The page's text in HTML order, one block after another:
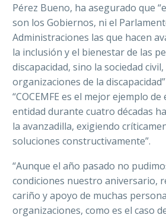
Pérez Bueno, ha asegurado que
son los Gobiernos, ni el
Administraciones las que hacen
la inclusión y el bienestar de las
discapacidad, sino la sociedad
organizaciones de la
“COCEMFE es el mejor ejemplo de
entidad durante cuatro décadas
la avanzadilla, exigiendo
soluciones constructivamente”.
“Aunque el año pasado no
condiciones nuestro aniversario,
cariño y apoyo de muchas
organizaciones, como es el caso